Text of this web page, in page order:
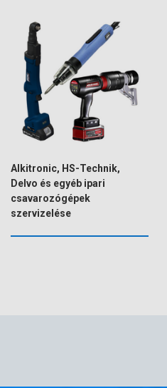
Alkitronic, HS-Technik,
Delvo és egyéb ipari
csavarozógépek
szervizelése